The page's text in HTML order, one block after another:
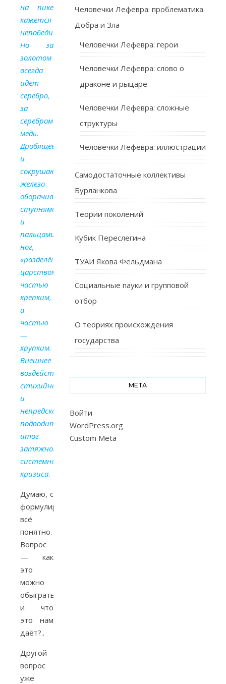
на пике
кажется
непобедимой.
Но за
золотом
всегда
идёт
серебро,
за
серебром
медь.
Дробящее
и
сокрушающее
железо
оборачивается
ступнями
и
пальцами
ног,
«разделённым
царством»,
частью
крепким,
а
частью
—
хрупким.
Внешнее
воздействие,
стихийное
и
непредсказуемое,
подводит
итог
затяжного
системного
кризиса.
Думаю, с
формулировкой
всё
понятно.
Вопрос
— как
это
можно
обыграть
и что
это нам
даёт?..
Другой
вопрос
уже
Человечки Лефевра: проблематика
Добра и Зла
Человечки Лефевра: герои
Человечки Лефевра: слово о
драконе и рыцаре
Человечки Лефевра: сложные
структуры
Человечки Лефевра: иллюстрации
Самодостаточные коллективы
Бурланкова
Теории поколений
Кубик Переслегина
ТУАИ Якова Фельдмана
Социальные пауки и групповой
отбор
О теориях происхождения
государства
МЕТА
Войти
WordPress.org
Custom Meta